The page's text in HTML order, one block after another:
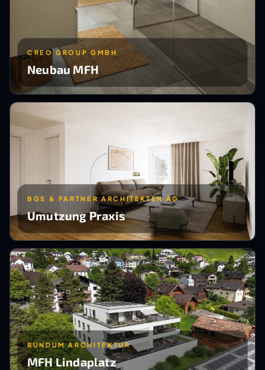
CREO GROUP GMBH
Neubau MFH
BGS & PARTNER ARCHITEKTEN AG
Umutzung Praxis
RUNDUM ARCHITEKTUR
MFH Lindaplatz